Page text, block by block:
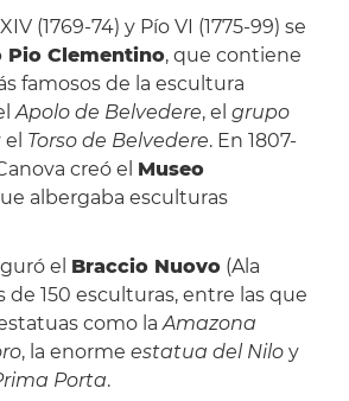
(1769-74) y Pío VI (1775-99) se
Pio Clementino, que contiene
famosos de la escultura
Apolo de Belvedere, el grupo
Torso de Belvedere. En 1807-
creó el Museo
albergaba esculturas
el Braccio Nuovo(Ala
de 150 esculturas, entre las que
como laAmazona
, la enorme estatua del Niloy
Porta.